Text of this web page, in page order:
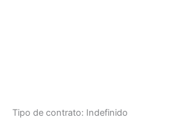
Tipo de contrato: Indefinido